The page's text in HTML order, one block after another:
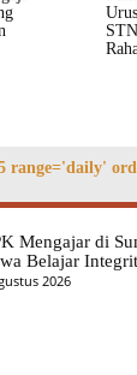
Urus
range='daily'
Mengajar di
Belajar
2026